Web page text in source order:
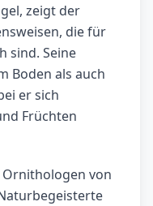
zeigt der
die für
sind. Seine
Boden als auch
er sich
Früchten
von